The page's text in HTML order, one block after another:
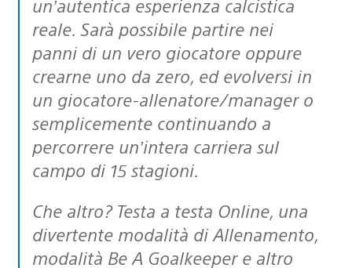
un’autentica esperienza calcistica
reale. Sarà possibile partire nei
panni di un vero giocatore oppure
crearne uno da zero, ed evolversi in
un giocatore-allenatore/manager o
semplicemente continuando a
percorrere un’intera carriera sul
campo di 15 stagioni.
Che altro? Testa a testa Online, una
divertente modalità di Allenamento,
modalità Be A Goalkeeper e altro